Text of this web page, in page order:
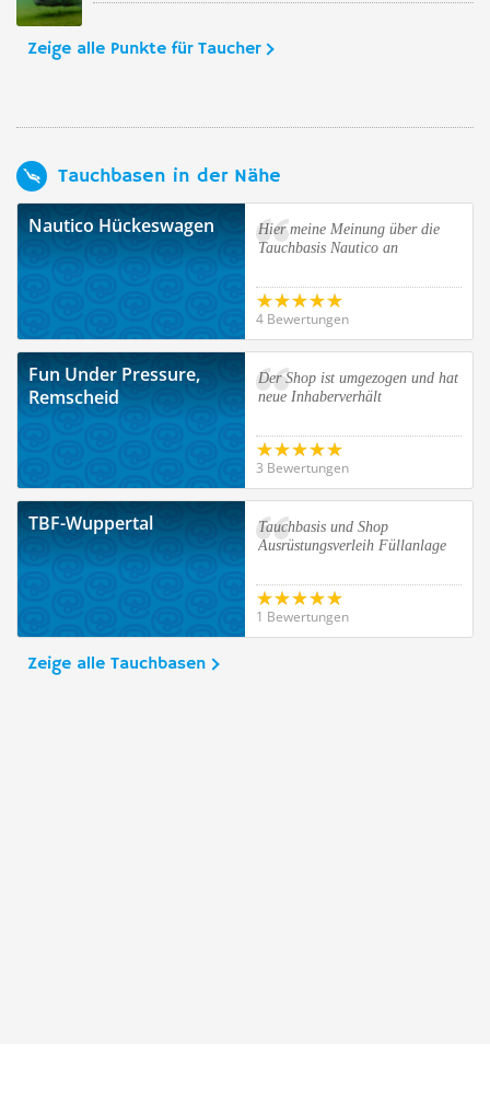
Zeige alle Punkte für Taucher
Tauchbasen in der Nähe
Nautico Hückeswagen
Hier meine Meinung über die
Tauchbasis Nautico an
4 Bewertungen
Fun Under Pressure,
Remscheid
Der Shop ist umgezogen und hat
neue Inhaberverhält
3 Bewertungen
TBF-Wuppertal
Tauchbasis und Shop
Ausrüstungsverleih Füllanlage
1 Bewertungen
Zeige alle Tauchbasen